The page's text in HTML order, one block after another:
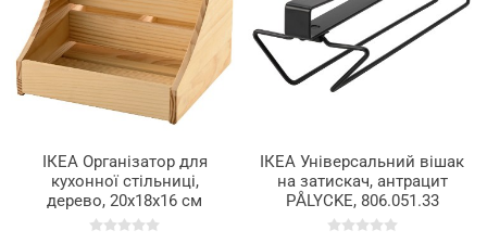
ІКЕА Організатор для
кухонної стільниці,
дерево, 20x18x16 см
CHOKLADHAJ, 406.054.89
ІКЕА Універсальний вішак
на затискач, антрацит
PÅLYCKE, 806.051.33